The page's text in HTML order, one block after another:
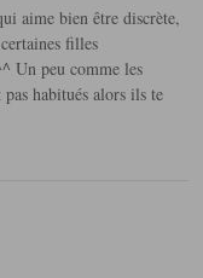
aime bien être discrète,
filles
Un peu comme les
habitués alors ils te